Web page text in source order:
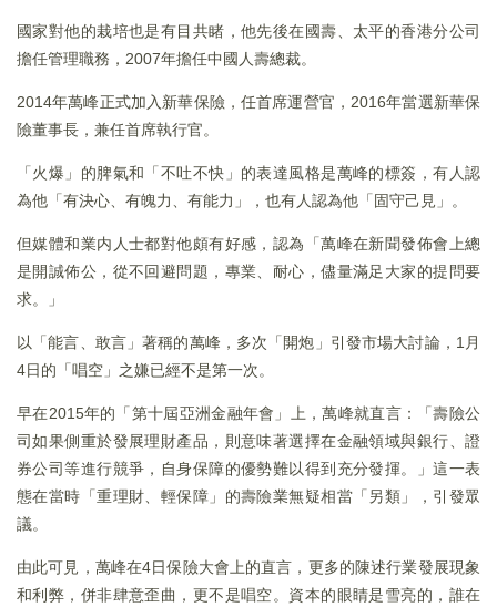
國家對他的栽培也是有目共睹，他先後在國壽、太平的香港分公司
擔任管理職務，2007年擔任中國人壽總裁。
2014年萬峰正式加入新華保險，任首席運營官，2016年當選新華保
險董事長，兼任首席執行官。
「火爆」的脾氣和「不吐不快」的表達風格是萬峰的標簽，有人認
為他「有決心、有魄力、有能力」，也有人認為他「固守己見」。
但媒體和業内人士都對他頗有好感，認為「萬峰在新聞發佈會上總
是開誠佈公，從不回避問題，專業、耐心，儘量滿足大家的提問要
求。」
以「能言、敢言」著稱的萬峰，多次「開炮」引發市場大討論，1月
4日的「唱空」之嫌已經不是第一次。
早在2015年的「第十屆亞洲金融年會」上，萬峰就直言：「壽險公
司如果側重於發展理財產品，則意味著選擇在金融領域與銀行、證
券公司等進行競爭，自身保障的優勢難以得到充分發揮。」這一表
態在當時「重理財、輕保障」的壽險業無疑相當「另類」，引發眾
議。
由此可見，萬峰在4日保險大會上的直言，更多的陳述行業發展現象
和利弊，併非肆意歪曲，更不是唱空。資本的眼睛是雪亮的，誰在